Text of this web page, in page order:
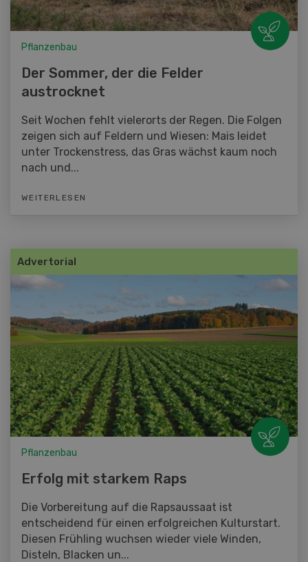
Pflanzenbau
Der Sommer, der die Felder
austrocknet
Seit Wochen fehlt vielerorts der Regen. Die Folgen
zeigen sich auf Feldern und Wiesen: Mais leidet
unter Trockenstress, das Gras wächst kaum noch
nach und...
WEITERLESEN
Advertorial
Pflanzenbau
Erfolg mit starkem Raps
Die Vorbereitung auf die Rapsaussaat ist
entscheidend für einen erfolgreichen Kulturstart.
Diesen Frühling wuchsen wieder viele Winden,
Disteln, Blacken un...